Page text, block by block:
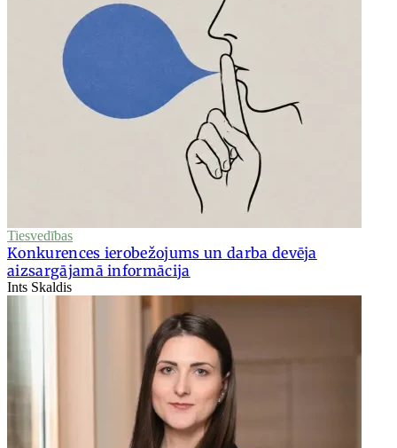
Tiesvedības
Konkurences ierobežojums un darba devēja
aizsargājamā informācija
Ints Skaldis